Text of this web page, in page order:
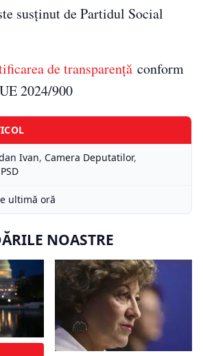
susținut de Partidul Social
de transparență conform
2024/900
Ivan, Camera Deputatilor,
PSD
ultimă oră
NOASTRE